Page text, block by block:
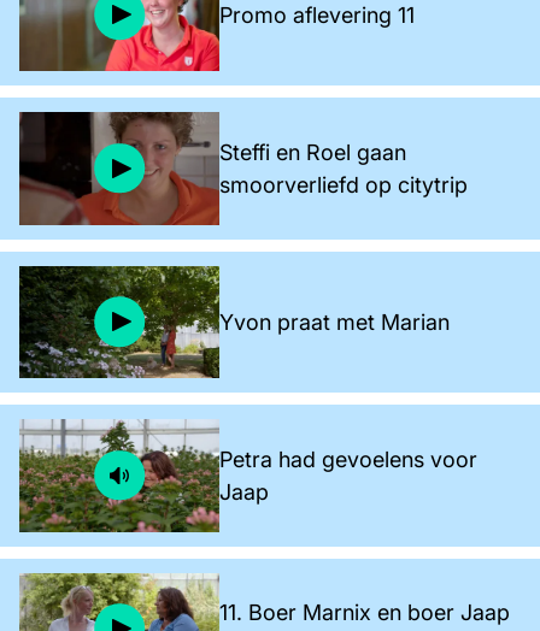
Promo aflevering 11
Steffi en Roel gaan
smoorverliefd op citytrip
Yvon praat met Marian
Petra had gevoelens voor
Jaap
11. Boer Marnix en boer Jaap